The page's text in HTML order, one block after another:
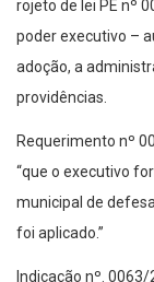
rojeto de lei PE nº
poder executivo –
adoção, a
providências.
Requerimento nº
“que o executivo
municipal de
foi aplicado.”
Indicação nº.